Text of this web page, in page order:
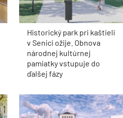
Historický park pri kaštieli
v Senici ožije. Obnova
národnej kultúrnej
pamiatky vstupuje do
ďalšej fázy